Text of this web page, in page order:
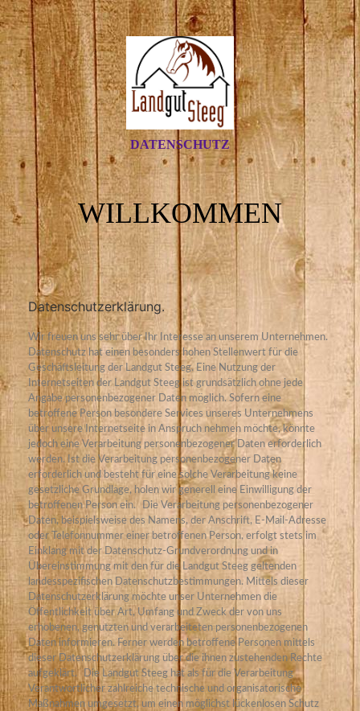
DATENSCHUTZ
WILLKOMMEN
Datenschutzerklärung.
Wir freuen uns sehr über Ihr Interesse an unserem Unternehmen.
Datenschutz hat einen besonders hohen Stellenwert für die
Geschäftsleitung der Landgut Steeg. Eine Nutzung der
Internetseiten der Landgut Steeg ist grundsätzlich ohne jede
Angabe personenbezogener Daten möglich. Sofern eine
betroffene Person besondere Services unseres Unternehmens
über unsere Internetseite in Anspruch nehmen möchte, könnte
jedoch eine Verarbeitung personenbezogener Daten erforderlich
werden. Ist die Verarbeitung personenbezogener Daten
erforderlich und besteht für eine solche Verarbeitung keine
gesetzliche Grundlage, holen wir generell eine Einwilligung der
betroffenen Person ein.
Die Verarbeitung personenbezogener
Daten, beispielsweise des Namens, der Anschrift, E-Mail-Adresse
oder Telefonnummer einer betroffenen Person, erfolgt stets im
Einklang mit der Datenschutz-Grundverordnung und in
Übereinstimmung mit den für die Landgut Steeg geltenden
landesspezifischen Datenschutzbestimmungen. Mittels dieser
Datenschutzerklärung möchte unser Unternehmen die
Öffentlichkeit über Art, Umfang und Zweck der von uns
erhobenen, genutzten und verarbeiteten personenbezogenen
Daten informieren. Ferner werden betroffene Personen mittels
dieser Datenschutzerklärung über die ihnen zustehenden Rechte
aufgeklärt.
Die Landgut Steeg hat als für die Verarbeitung
Verantwortlicher zahlreiche technische und organisatorische
Maßnahmen umgesetzt, um einen möglichst lückenlosen Schutz